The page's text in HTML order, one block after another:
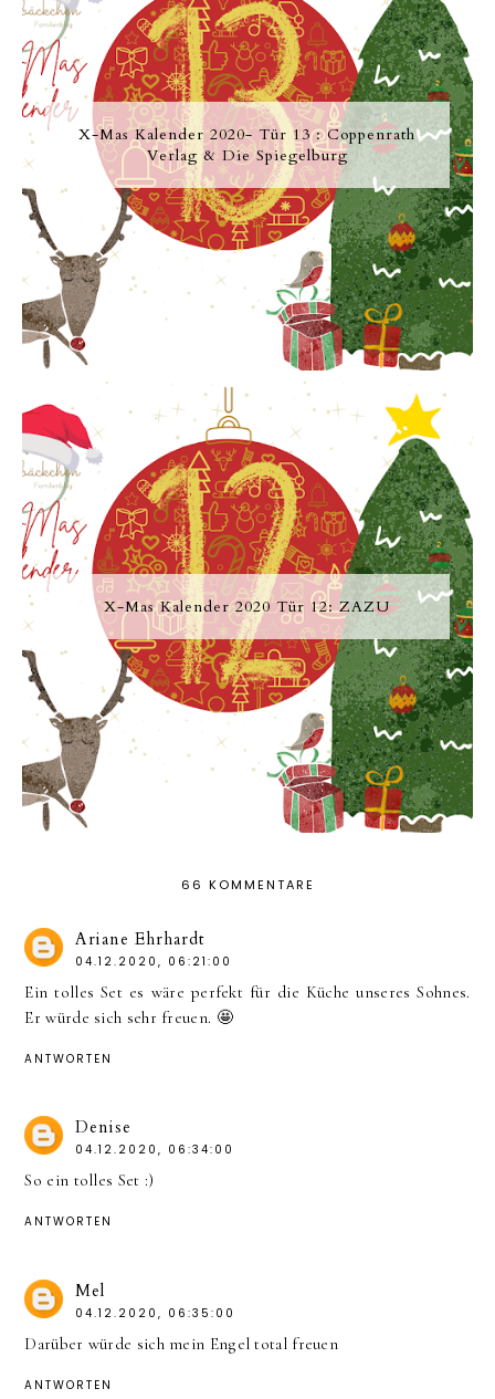
X-Mas Kalender 2020- Tür 13 : Coppenrath
Verlag & Die Spiegelburg
X-Mas Kalender 2020 Tür 12: ZAZU
66 KOMMENTARE
Ariane Ehrhardt
04.12.2020, 06:21:00
Ein tolles Set es wäre perfekt für die Küche unseres Sohnes.
Er würde sich sehr freuen. 🤩
ANTWORTEN
Denise
04.12.2020, 06:34:00
So ein tolles Set :)
ANTWORTEN
Mel
04.12.2020, 06:35:00
Darüber würde sich mein Engel total freuen
ANTWORTEN